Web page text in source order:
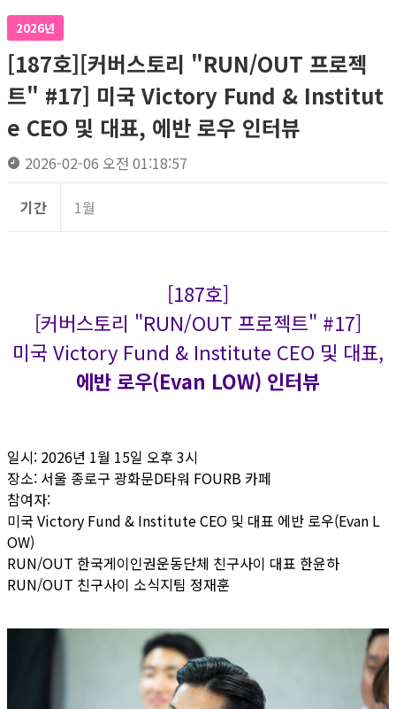
2026년
[187호][커버스토리 "RUN/OUT 프로젝
트" #17] 미국 Victory Fund & Institut
e CEO 및 대표, 에반 로우 인터뷰
2026-02-06 오전 01:18:57
기간 1월
[187호]
[커버스토리 "RUN/OUT 프로젝트" #17]
미국 Victory Fund & Institute CEO 및 대표,
에반 로우(Evan LOW) 인터뷰
일시: 2026년 1월 15일 오후 3시
장소: 서울 종로구 광화문D타워 FOURB 카페
참여자:
미국 Victory Fund & Institute CEO 및 대표 에반 로우(Evan L
OW)
RUN/OUT 한국게이인권운동단체 친구사이 대표 한윤하
RUN/OUT 친구사이 소식지팀 정재훈